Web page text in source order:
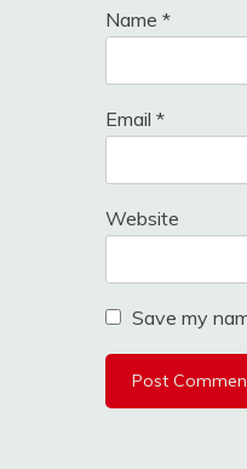
Name *
Email *
Website
Save my